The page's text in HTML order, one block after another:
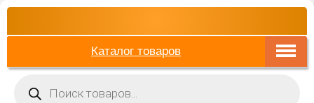
Каталог товаров
товаров